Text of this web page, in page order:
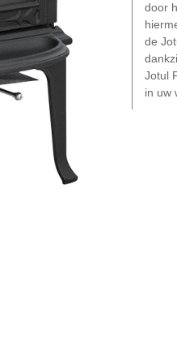
door
de
Jotul
in uw